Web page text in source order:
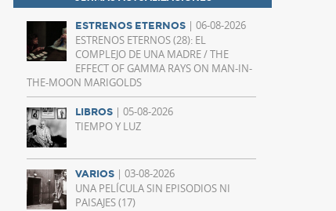
ESTRENOS ETERNOS | 06-08-2026
ESTRENOS ETERNOS (28): EL
COMPLEJO DE UNA MADRE / THE
EFFECT OF GAMMA RAYS ON MAN-IN-
THE-MOON MARIGOLDS
LIBROS | 05-08-2026
TIEMPO Y LUZ
VARIOS | 03-08-2026
UNA PELÍCULA SIN EPISODIOS NI
PAISAJES (17)